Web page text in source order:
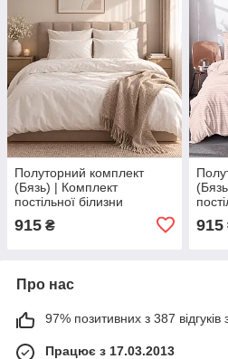
Полуторний комплект
(Бязь) | Комплект
постільної білизни
"Чистота" | Простирадло
150х220 см, білий
915 ₴ 915
Про нас
97% позитивних з 387 відгуків
Працює з 17.03.2013